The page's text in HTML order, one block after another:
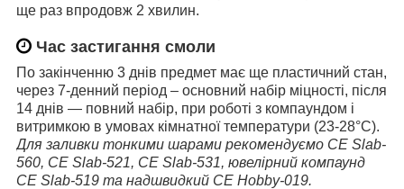
ще раз впродовж 2 хвилин.
Час застигання смоли
По закінченню 3 днів предмет має ще пластичний стан,
через 7-денний період – основний набір міцності, після
14 днів — повний набір, при роботі з компаундом і
витримкою в умовах кімнатної температури (23-28°C).
Для заливки тонкими шарами рекомендуємо СЕ Slab-
560, СЕ Slab-521, СЕ Slab-531, ювелірний компаунд
СЕ Slab-519 та надшвидкий СЕ Hobby-019.